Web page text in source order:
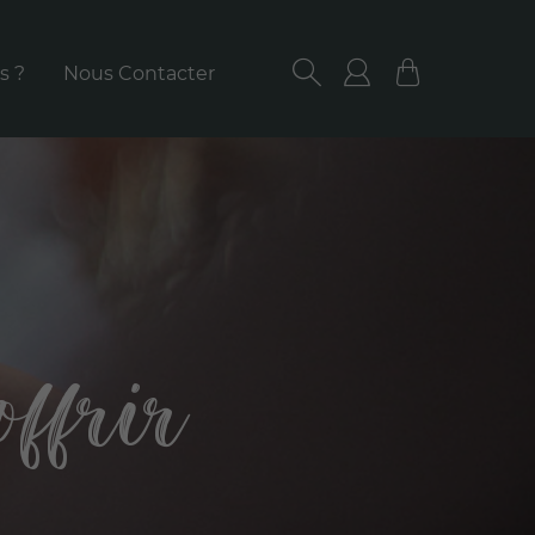
? Nous Contacter RECHERCHER
Utilisateur/
Panier